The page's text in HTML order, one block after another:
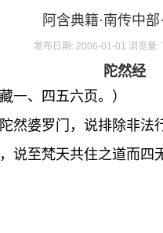
阿含典籍·南传中部
发布日期: 2006-01-01 浏览量:
陀然经
一、四五六页。）
然婆罗门，说排除非
说至梵天共住之道而四